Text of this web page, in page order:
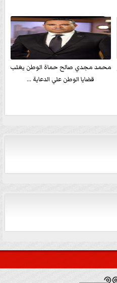
محمد مجدي صالح حماة الوطن يغلب
قضايا الوطن علي الدعاية ...